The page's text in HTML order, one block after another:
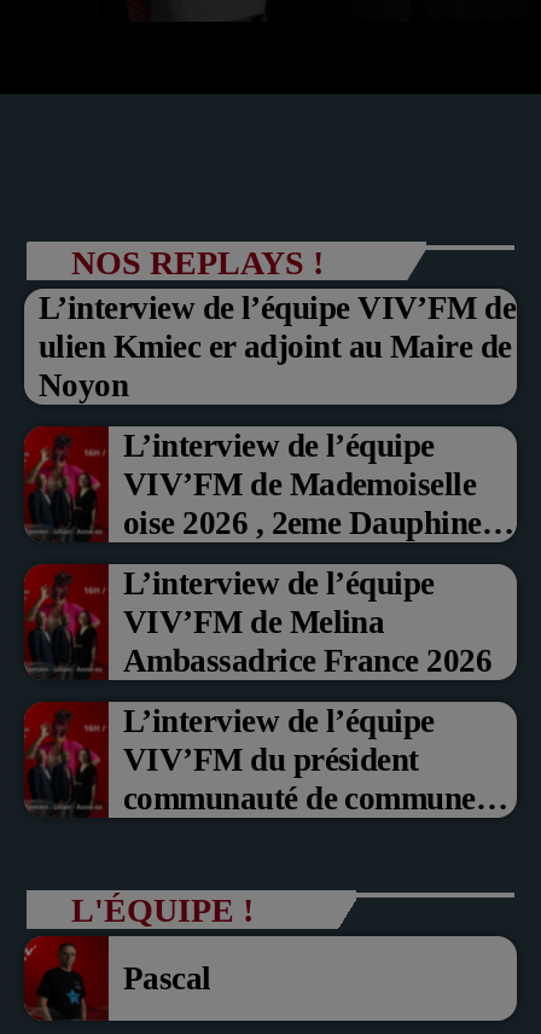
NOS REPLAYS !
L’interview de l’équipe VIV’FM de
ulien Kmiec er adjoint au Maire de
Noyon
L’interview de l’équipe
VIV’FM de Mademoiselle
oise 2026 , 2eme Dauphine et
Prix du Public , Marche aux
fruits rouge Noyon 2026
L’interview de l’équipe
VIV’FM de Melina
Ambassadrice France 2026
L’interview de l’équipe
VIV’FM du président
communauté de communes
président com de com
L'ÉQUIPE !
Pascal